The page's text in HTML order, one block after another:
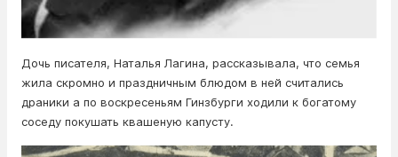
Дочь писателя, Наталья Лагина, рассказывала, что семья
жила скромно и праздничным блюдом в ней считались
драники а по воскресеньям Гинзбурги ходили к богатому
соседу покушать квашеную капусту.